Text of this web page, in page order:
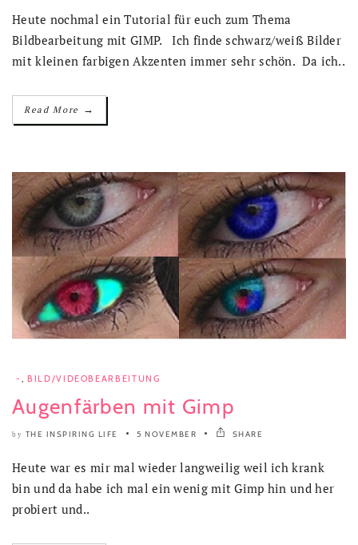
Heute nochmal ein Tutorial für euch zum Thema
Bildbearbeitung mit GIMP. Ich finde schwarz/weiß Bilder
mit kleinen farbigen Akzenten immer sehr schön. Da ich..
Read More →
- BILD/VIDEOBEARBEITUNG
Augenfärben mit Gimp
by THE INSPIRING LIFE 5 NOVEMBER SHARE
Heute war es mir mal wieder langweilig weil ich krank
bin und da habe ich mal ein wenig mit Gimp hin und her
probiert und..